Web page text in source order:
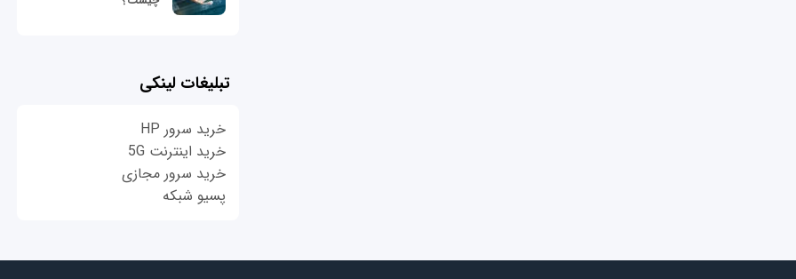
تبلیغات لینکی
خرید سرور HP
خرید اینترنت 5G
خرید سرور مجازی
پسیو شبکه